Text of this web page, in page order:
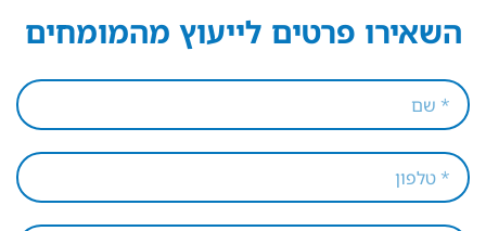
השאירו פרטים לייעוץ מהמומחים